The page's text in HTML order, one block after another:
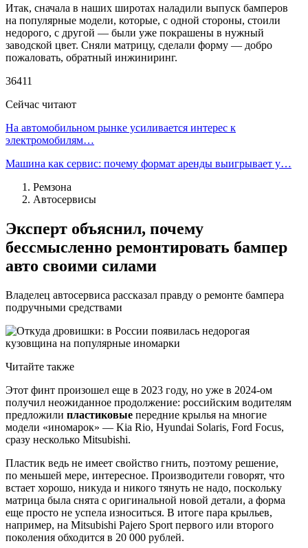
Итак, сначала в наших широтах наладили выпуск бамперов
на популярные модели, которые, с одной стороны, стоили
недорого, с другой — были уже покрашены в нужный
заводской цвет. Сняли матрицу, сделали форму — добро
пожаловать, обратный инжиниринг.
36411
Сейчас читают
На автомобильном рынке усиливается интерес к
электромобилям…
Машина как сервис: почему формат аренды выигрывает у…
Ремзона
Автосервисы
Эксперт объяснил, почему
бессмысленно ремонтировать бампер
авто своими силами
Владелец автосервиса рассказал правду о ремонте бампера
подручными средствами
Читайте также
Этот финт произошел еще в 2023 году, но уже в 2024-ом
получил неожиданное продолжение: российским водителям
предложили пластиковые передние крылья на многие
модели «иномарок» — Kia Rio, Hyundai Solaris, Ford Focus,
сразу несколько Mitsubishi.
Пластик ведь не имеет свойство гнить, поэтому решение,
по меньшей мере, интересное. Производители говорят, что
встает хорошо, никуда и никого тянуть не надо, поскольку
матрица была снята с оригинальной новой детали, а форма
еще просто не успела износиться. В итоге пара крыльев,
например, на Mitsubishi Pajero Sport первого или второго
поколения обходится в 20 000 рублей.